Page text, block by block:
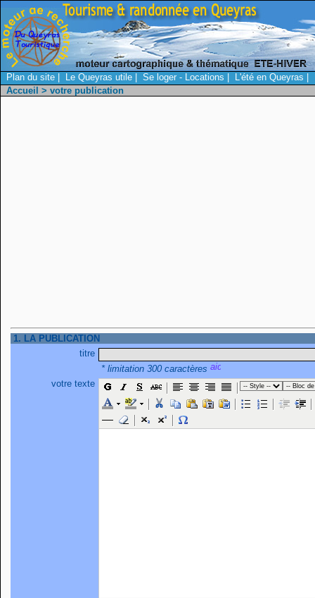
Plan du site| Le Queyras utile| Se loger - Locations L'été en Queyras
Accueil > votre publication
1. LA PUBLICATION
titre
* limitation 300 caractères
votre texte